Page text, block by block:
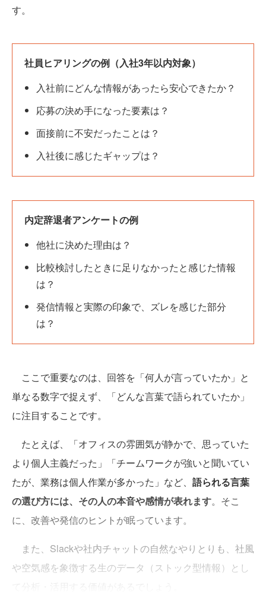
す。
社員ヒアリングの例（入社3年以内対象）
入社前にどんな情報があったら安心できたか？
応募の決め手になった要素は？
面接前に不安だったことは？
入社後に感じたギャップは？
内定辞退者アンケートの例
他社に決めた理由は？
比較検討したときに足りなかったと感じた情報
は？
発信情報と実際の印象で、ズレを感じた部分
は？
ここで重要なのは、回答を「何人が言っていたか」と
単なる数字で捉えず、「どんな言葉で語られていたか」
に注目することです。
たとえば、「オフィスの雰囲気が静かで、思っていた
より個人主義だった」「チームワークが強いと聞いてい
たが、業務は個人作業が多かった」など、 語られる言葉
の選び方には、その人の本音や感情が表れます。そこ
に、改善や発信のヒントが眠っています。
また、Slackや社内チャットの自然なやりとりも、社風
や空気感を象徴する生のデータ（ストック型情報）とし